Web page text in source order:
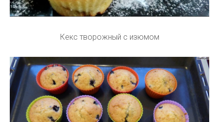
Кекс творожный с изюмом